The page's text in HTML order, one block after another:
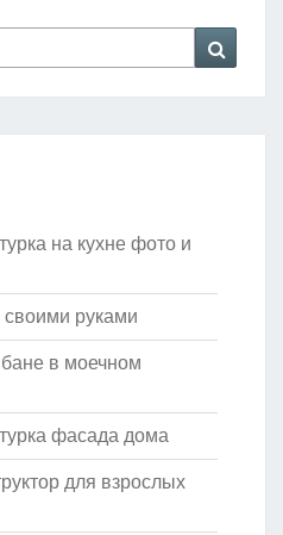
на кухне фото и
руками
в моечном
фасада дома
для взрослых